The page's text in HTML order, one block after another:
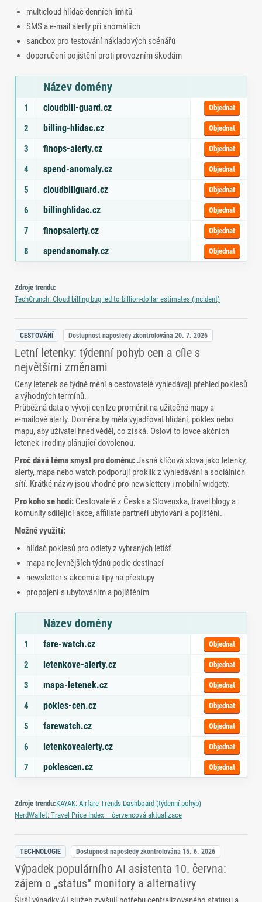
multicloud hlídač denních limitů
SMS a e‑mail alerty při anomáliích
sandbox pro testování nákladových scénářů
doporučení pojištění proti provozním škodám
Seznam doporučených domén s tématy a odkazem na objednávku
Název domény
1 cloudbill-guard.cz Objednat
2 billing-hlidac.cz Objednat
3 finops-alerty.cz Objednat
4 spend-anomaly.cz Objednat
5 cloudbillguard.cz Objednat
6 billinghlidac.cz Objednat
7 finopsalerty.cz Objednat
8 spendanomaly.cz Objednat
Zdroje trendu:
TechCrunch: Cloud billing bug led to billion‑dollar estimates (incident)
CESTOVÁNÍ Dostupnost naposledy zkontrolována 20. 7. 2026
Letní letenky: týdenní pohyb cen a cíle s
největšími změnami
Ceny letenek se týdně mění a cestovatelé vyhledávají přehled poklesů
a výhodných termínů.
Průběžná data o vývoji cen lze proměnit na užitečné mapy a
e‑mailové alerty. Doména by měla vyjadřovat hlídání, pokles nebo
mapu, aby uživatel hned věděl, co získá. Osloví to lovce akčních
letenek i rodiny plánující dovolenou.
Proč dává téma smysl pro doménu:Jasná klíčová slova jako letenky,
alerty, mapa nebo watch podporují proklik z vyhledávání a sociálních
sítí. Krátké názvy jsou vhodné pro newslettery i mobilní widgety.
Pro koho se hodí: Cestovatelé z Česka a Slovenska, travel blogy a
komunity sdílející akce, affiliate partneři ubytování a pojištění.
Možné využití:
hlídač poklesů pro odlety z vybraných letišť
mapa nejlevnějších týdnů podle destinací
newsletter s akcemi a tipy na přestupy
propojení s ubytováním a pojištěním
Seznam doporučených domén s tématy a odkazem na objednávku
Název domény
1 fare-watch.cz Objednat
2 letenkove-alerty.cz Objednat
3 mapa-letenek.cz Objednat
4 pokles-cen.cz Objednat
5 farewatch.cz Objednat
6 letenkovealerty.cz Objednat
7 poklescen.cz Objednat
Zdroje trendu:KAYAK: Airfare Trends Dashboard (týdenní pohyb)
NerdWallet: Travel Price Index – červencová aktualizace
TECHNOLOGIE Dostupnost naposledy zkontrolována 15. 6. 2026
Výpadek populárního AI asistenta 10. června:
zájem o „status“ monitory a alternativy